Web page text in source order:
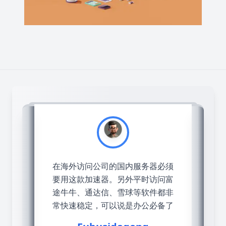
在海外访问公司的国内服务器必须
要用这款加速器。另外平时访问富
途牛牛、通达信、雪球等软件都非
常快速稳定，可以说是办公必备了